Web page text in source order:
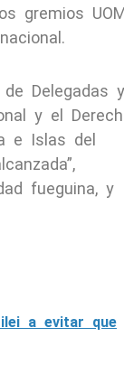
gremios
Delegadas y
y el
e Islas del
fueguina, y
a evitar que